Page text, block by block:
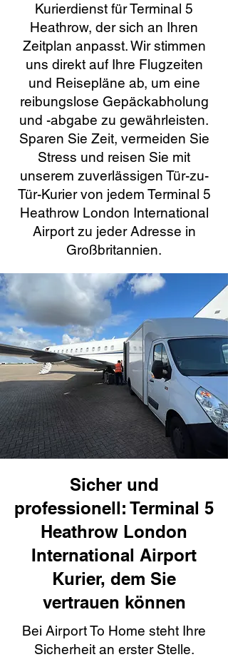
Kurierdienst für Terminal 5
Heathrow, der sich an Ihren
Zeitplan anpasst. Wir stimmen
uns direkt auf Ihre Flugzeiten
und Reisepläne ab, um eine
reibungslose Gepäckabholung
und -abgabe zu gewährleisten.
Sparen Sie Zeit, vermeiden Sie
Stress und reisen Sie mit
unserem zuverlässigen Tür-zu-
Tür-Kurier von jedem Terminal 5
Heathrow London International
Airport zu jeder Adresse in
Großbritannien.
Sicher und
professionell: Terminal 5
Heathrow London
International Airport
Kurier, dem Sie
vertrauen können
Bei Airport To Home steht Ihre
Sicherheit an erster Stelle.